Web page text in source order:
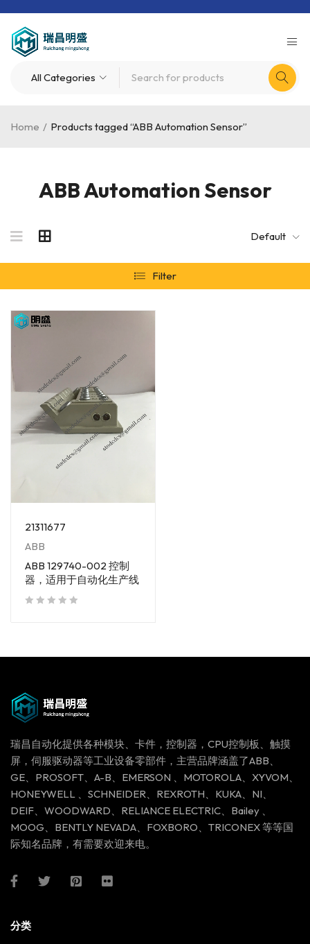
ABB Automation Sensor
Home / Products tagged “ABB Automation Sensor”
Default
Filter
21311677
ABB
ABB 129740-002 控制
器，适用于自动化生产线
瑞昌自动化提供各种模块、卡件，控制器，CPU控制板、触摸
屏，伺服驱动器等工业设备零部件，主营品牌涵盖了ABB、
GE、PROSOFT、A-B、EMERSON 、MOTOROLA、XYVOM、
HONEYWELL 、SCHNEIDER、REXROTH、KUKA、NI、
DEIF、WOODWARD、RELIANCE ELECTRIC、Bailey 、
MOOG、BENTLY NEVADA、FOXBORO、TRICONEX 等等国
际知名品牌，有需要欢迎来电。
分类